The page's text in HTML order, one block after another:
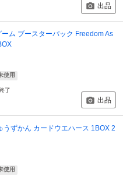
出品
ム ブースターパック Freedom As
使用
了
出品
うずかん カードウエハース 1BOX 2
使用